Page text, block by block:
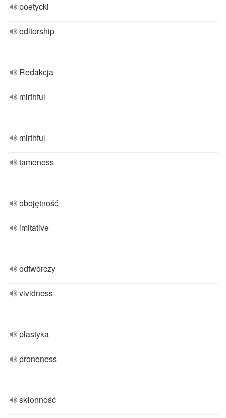
poetycki
editorship
Redakcja
mirthful
mirthful
tameness
obojętność
imitative
odtwórczy
vividness
plastyka
proneness
skłonność